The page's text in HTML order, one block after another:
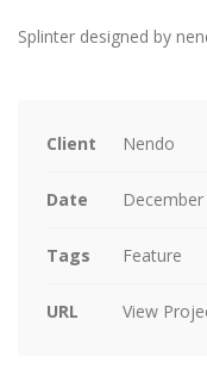
Splinter designed by
Client Nendo
Date
Tags Feature
URL View